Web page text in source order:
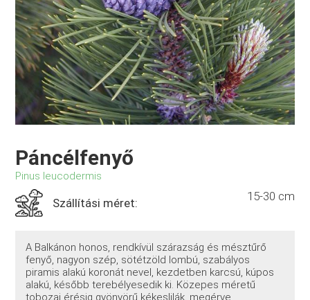
Páncélfenyő
Pinus leucodermis
Szállítási méret: 15-30 cm
A Balkánon honos, rendkívül szárazság és mésztűrő
fenyő, nagyon szép, sötétzöld lombú, szabályos
piramis alakú koronát nevel, kezdetben karcsú, kúpos
alakú, később terebélyesedik ki. Közepes méretű
tobozai érésig gyönyörű kékeslilák, megérve